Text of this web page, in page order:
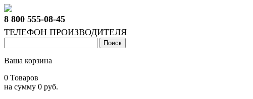
8 800 555-08-45
ТЕЛЕФОН ПРОИЗВОДИТЕЛЯ
Ваша корзина
0 Товаров
на сумму 0 руб.